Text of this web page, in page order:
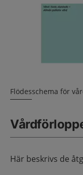
Flödesschema för
Här beskrivs de